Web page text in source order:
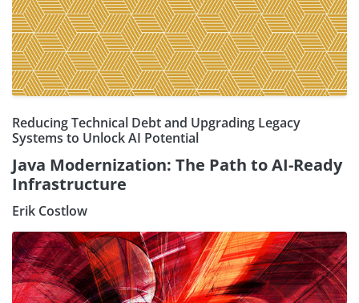
Reducing Technical Debt and Upgrading Legacy
Systems to Unlock AI Potential
Java Modernization: The Path to AI-Ready
Infrastructure
Erik Costlow